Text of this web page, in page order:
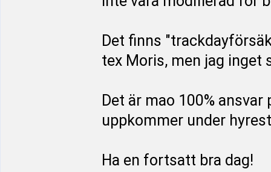
Det finns
tex Moris, men jag inget
Det är mao 100%
uppkommer under
Ha en fortsatt bra dag!